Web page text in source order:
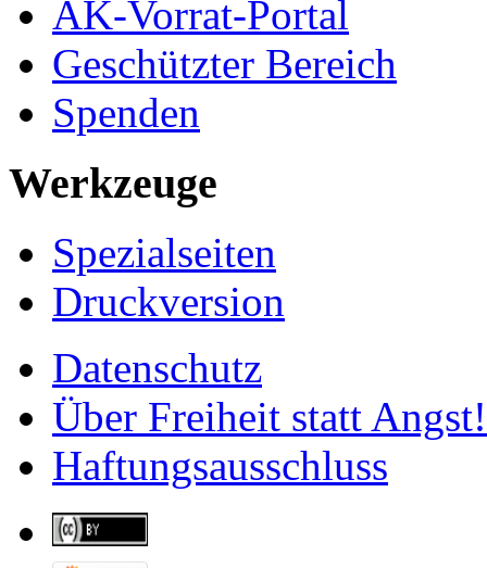
AK-Vorrat-Portal
Geschützter Bereich
Spenden
Werkzeuge
Spezialseiten
Druckversion
Datenschutz
Über Freiheit statt Angst!
Haftungsausschluss